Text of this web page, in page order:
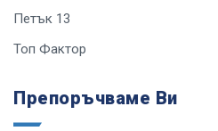
Петък 13
Топ Фактор
Препоръчваме Ви